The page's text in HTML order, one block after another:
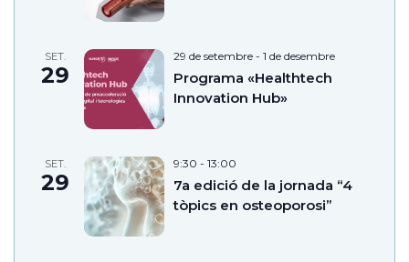
SET.
29
29 de setembre - 1 de desembre
Programa «Healthtech
Innovation Hub»
SET.
29
9:30 - 13:00
7a edició de la jornada “4
tòpics en osteoporosi”